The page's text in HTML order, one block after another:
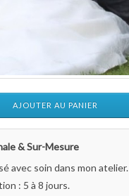
AJOUTER AU PANIER
& Sur-Mesure
avec soin dans mon atelier.
: 5 à 8 jours.